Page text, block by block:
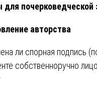
для почерковедческой
авторства
ли спорная подпись
собственноручно лицом